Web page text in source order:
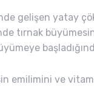
gelişen yatay
tırnak
emilimini ve